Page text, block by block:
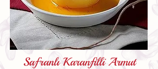
Safranlı Karanfilli Armut